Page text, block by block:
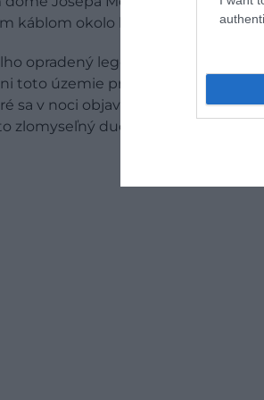
káblom okolo krku – v
opradený legendou. Miestni
toto územie pred každým, kto by
sa v noci objavujú, si mnohí
zlomyseľný duch stojí za